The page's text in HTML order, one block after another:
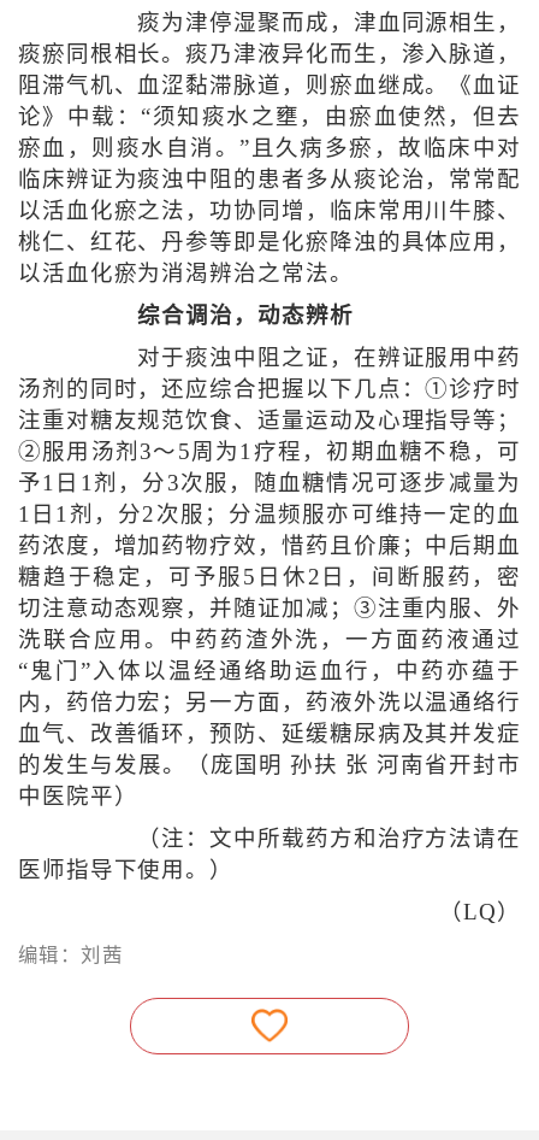
痰为津停湿聚而成，津血同源相生，
痰瘀同根相长。痰乃津液异化而生，渗入脉道，
阻滞气机、血涩黏滞脉道，则瘀血继成。《血证
论》中载：“须知痰水之壅，由瘀血使然，但去
瘀血，则痰水自消。”且久病多瘀，故临床中对
临床辨证为痰浊中阻的患者多从痰论治，常常配
以活血化瘀之法，功协同增，临床常用川牛膝、
桃仁、红花、丹参等即是化瘀降浊的具体应用，
以活血化瘀为消渴辨治之常法。
综合调治，动态辨析
对于痰浊中阻之证，在辨证服用中药
汤剂的同时，还应综合把握以下几点：①诊疗时
注重对糖友规范饮食、适量运动及心理指导等；
②服用汤剂3～5周为1疗程，初期血糖不稳，可
予1日1剂，分3次服，随血糖情况可逐步减量为
1日1剂，分2次服；分温频服亦可维持一定的血
药浓度，增加药物疗效，惜药且价廉；中后期血
糖趋于稳定，可予服5日休2日，间断服药，密
切注意动态观察，并随证加减；③注重内服、外
洗联合应用。中药药渣外洗，一方面药液通过
“鬼门”入体以温经通络助运血行，中药亦蕴于
内，药倍力宏；另一方面，药液外洗以温通络行
血气、改善循环，预防、延缓糖尿病及其并发症
的发生与发展。（庞国明 孙扶 张 河南省开封市
中医院平）
（注：文中所载药方和治疗方法请在
医师指导下使用。）
（LQ）
编辑：刘茜